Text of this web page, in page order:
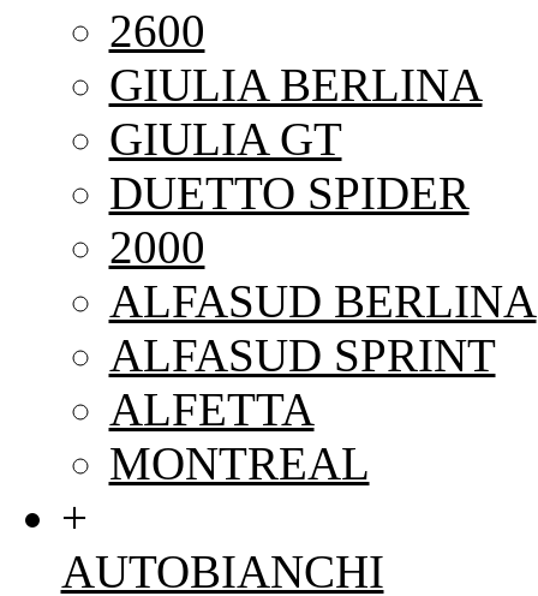
2600
GIULIA BERLINA
GIULIA GT
DUETTO SPIDER
2000
ALFASUD BERLINA
ALFASUD SPRINT
ALFETTA
MONTREAL
+
AUTOBIANCHI